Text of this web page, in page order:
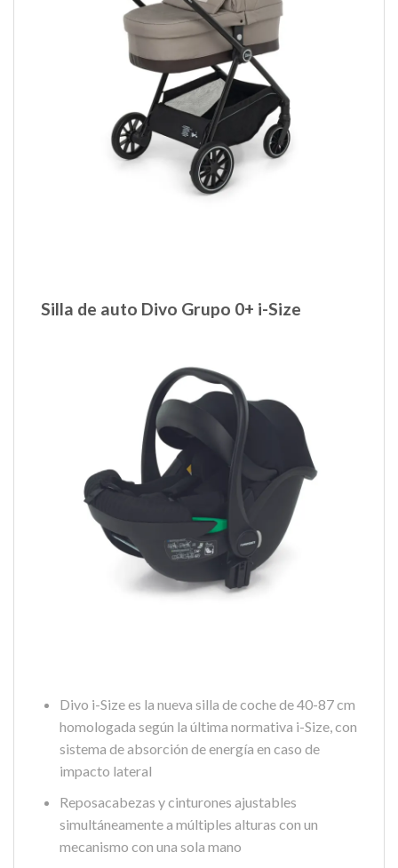
Silla de auto Divo Grupo 0+ i-Size
Divo i-Size es la nueva silla de coche de 40-87 cm
homologada según la última normativa i-Size, con
sistema de absorción de energía en caso de
impacto lateral
Reposacabezas y cinturones ajustables
simultáneamente a múltiples alturas con un
mecanismo con una sola mano